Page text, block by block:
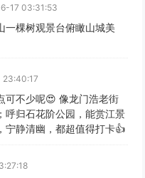
17 03:31:53
一棵树观景台俯瞰山城美
可不少呢😍 像龙门浩老街
呼归石花阶公园，能赏江景
宁静清幽，都超值得打卡👍